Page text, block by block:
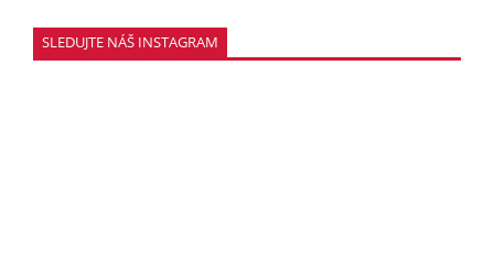
SLEDUJTE NÁŠ INSTAGRAM